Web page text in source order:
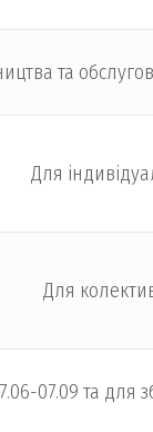
та
Для
Для
07.09 та